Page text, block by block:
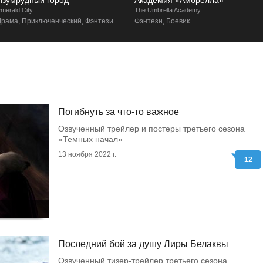
City
Приключенческий, Фэнтези
The Umbrella Academy
Фэнтези, Боевик
Погибнуть за что-то важное
Озвученный трейлер и постеры третьего сезона
«Темных начал»
13 ноября 2022 г.
12
Последний бой за душу Лиры Белаквы
Озвученный тизер-трейлер третьего сезона